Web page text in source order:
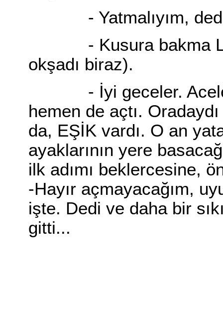
- Yatmalıyım,
- Kusura bakma
okşadı biraz).
- İyi geceler.
hemen de açtı.
da, EŞİK vardı. O an
ayaklarının yere
ilk adımı beklercesine,
-Hayır açmayacağım,
işte. Dedi ve daha bir
gitti...